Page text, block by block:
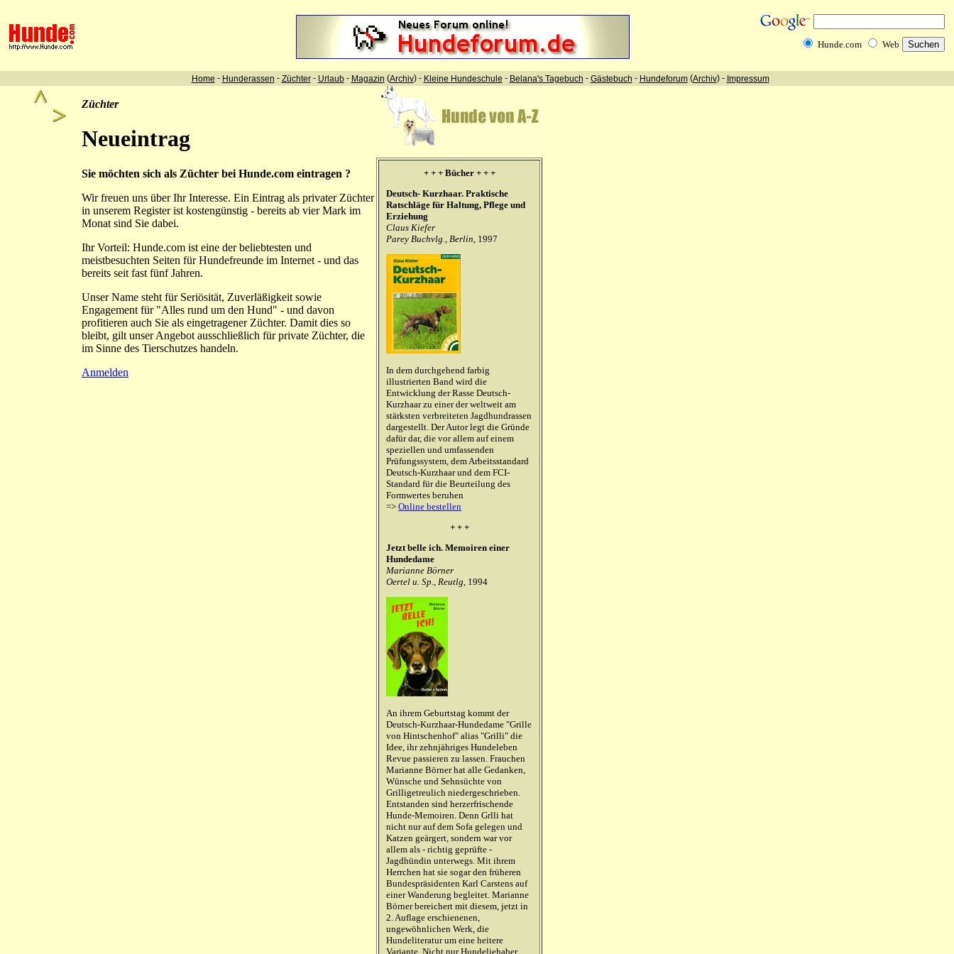
Hunde.com Web
Home - Hunderassen - Züchter- Urlaub- Magazin (Archiv) - Kleine Hundeschule - Belana's Tagebuch - Gästebuch - Hundeforum(Archiv) - Impressum
Züchter
Neueintrag
Sie möchten sich als Züchter bei Hunde.com eintragen ?
Wir freuen uns über Ihr Interesse. Ein Eintrag als privater Züchter
in unserem Register ist kostengünstig - bereits ab vier Mark im
Monat sind Sie dabei.
Ihr Vorteil: Hunde.com ist eine der beliebtesten und
meistbesuchten Seiten für Hundefreunde im Internet - und das
bereits seit fast fünf Jahren.
Unser Name steht für Seriösität, Zuverläßigkeit sowie
Engagement für "Alles rund um den Hund" - und davon
profitieren auch Sie als eingetragener Züchter. Damit dies so
bleibt, gilt unser Angebot ausschließlich für private Züchter, die
im Sinne des Tierschutzes handeln.
Anmelden
+ + + Bücher + + +
Deutsch- Kurzhaar. Praktische
Ratschläge für Haltung, Pflege und
Erziehung
Claus Kiefer
Parey Buchvlg., Berlin, 1997
In dem durchgehend farbig
illustrierten Band wird die
Entwicklung der Rasse Deutsch-
Kurzhaar zu einer der weltweit am
stärksten verbreiteten Jagdhundrassen
dargestellt. Der Autor legt die Gründe
dafür dar, die vor allem auf einem
speziellen und umfassenden
Prüfungssystem, dem Arbeitsstandard
Deutsch-Kurzhaar und dem FCI-
Standard für die Beurteilung des
Formwertes beruhen
=> Online bestellen
+ + +
Jetzt belle ich. Memoiren einer
Hundedame
Marianne Börner
Oertel u. Sp., Reutlg, 1994
An ihrem Geburtstag kommt der
Deutsch-Kurzhaar-Hundedame "Grille
von Hintschenhof" alias "Grilli" die
Idee, ihr zehnjähriges Hundeleben
Revue passieren zu lassen. Frauchen
Marianne Börner hat alle Gedanken,
Wünsche und Sehnsüchte von
Grilligetreulich niedergeschrieben.
Entstanden sind herzerfrischende
Hunde-Memoiren. Denn Grlli hat
nicht nur auf dem Sofa gelegen und
Katzen geärgert, sondern war vor
allem als - richtig geprüfte -
Jagdhündin unterwegs. Mit ihrem
Herrchen hat sie sogar den früheren
Bundespräsidenten Karl Carstens auf
einer Wanderung begleitet. Marianne
Börner bereichert mit diesem, jetzt in
2. Auflage erschienenen,
ungewöhnlichen Werk, die
Hundeliteratur um eine heitere
Variante. Nicht nur Hundeliehaber,